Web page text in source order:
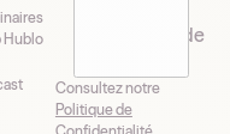
Hublo
newsletter de
Consultez notre
Politique de